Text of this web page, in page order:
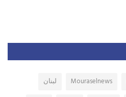
Mouraselnews
لبنان